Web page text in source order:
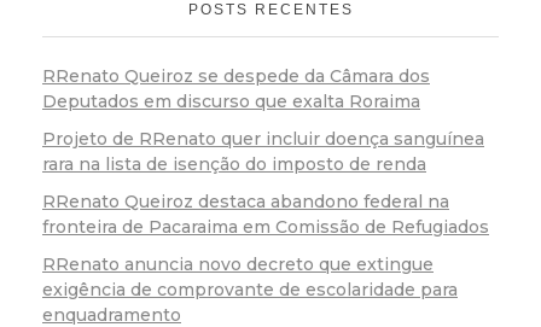
POSTS RECENTES
RRenato Queiroz se despede da Câmara dos
Deputados em discurso que exalta Roraima
Projeto de RRenato quer incluir doença sanguínea
rara na lista de isenção do imposto de renda
RRenato Queiroz destaca abandono federal na
fronteira de Pacaraima em Comissão de Refugiados
RRenato anuncia novo decreto que extingue
exigência de comprovante de escolaridade para
enquadramento